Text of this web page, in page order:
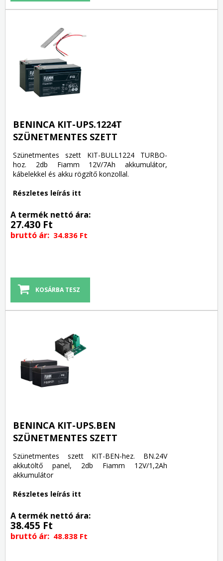
BENINCA KIT-UPS.1224T
SZÜNETMENTES SZETT
Szünetmentes szett KIT-BULL1224 TURBO-
hoz. 2db Fiamm 12V/7Ah akkumulátor,
kábelekkel és akku rögzítő konzollal.
Részletes leírás itt
A termék nettó ára:
27.430 Ft
bruttó ár: 34.836 Ft
BENINCA KIT-UPS.BEN
SZÜNETMENTES SZETT
Szünetmentes szett KIT-BEN-hez. BN.24V
akkutöltő panel, 2db Fiamm 12V/1,2Ah
akkumulátor
Részletes leírás itt
A termék nettó ára:
38.455 Ft
bruttó ár: 48.838 Ft